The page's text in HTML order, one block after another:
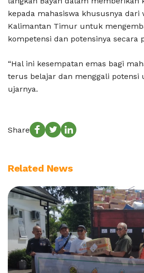
kepada mahasiswa khususnya dari
Kalimantan Timur untuk
kompetensi dan potensinya secara
“Hal ini kesempatan emas bagi
terus belajar dan menggali potensi
ujarnya.
Share
Related News